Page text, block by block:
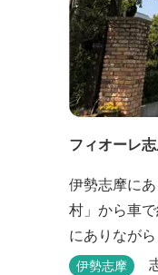
フィオーレ
伊勢志摩に
村」から車
にありなが
ケーション
伊勢志摩